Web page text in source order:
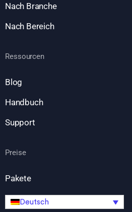
Nach Branche
Nach Bereich
Ressourcen
Blog
Handbuch
Support
Preise
Pakete
Deutsch